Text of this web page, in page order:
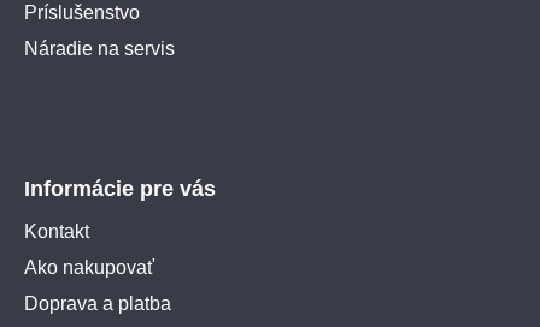
Príslušenstvo
Náradie na servis
Informácie pre vás
Kontakt
Ako nakupovať
Doprava a platba